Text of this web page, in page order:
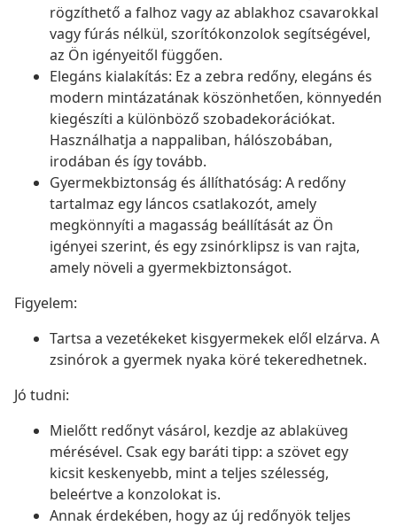
rögzíthető a falhoz vagy az ablakhoz csavarokkal
vagy fúrás nélkül, szorítókonzolok segítségével,
az Ön igényeitől függően.
Elegáns kialakítás: Ez a zebra redőny, elegáns és
modern mintázatának köszönhetően, könnyedén
kiegészíti a különböző szobadekorációkat.
Használhatja a nappaliban, hálószobában,
irodában és így tovább.
Gyermekbiztonság és állíthatóság: A redőny
tartalmaz egy láncos csatlakozót, amely
megkönnyíti a magasság beállítását az Ön
igényei szerint, és egy zsinórklipsz is van rajta,
amely növeli a gyermekbiztonságot.
Figyelem:
Tartsa a vezetékeket kisgyermekek elől elzárva. A
zsinórok a gyermek nyaka köré tekeredhetnek.
Jó tudni:
Mielőtt redőnyt vásárol, kezdje az ablaküveg
mérésével. Csak egy baráti tipp: a szövet egy
kicsit keskenyebb, mint a teljes szélesség,
beleértve a konzolokat is.
Annak érdekében, hogy az új redőnyök teljes